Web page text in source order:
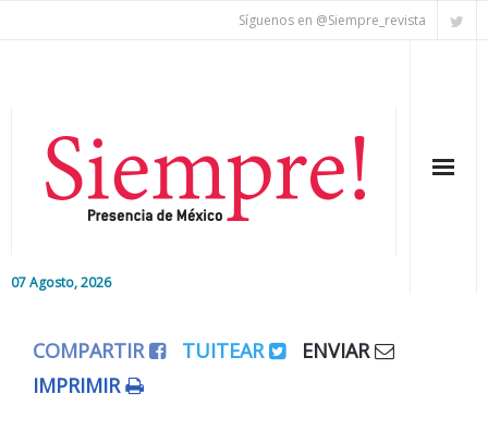
Síguenos en @Siempre_revista
07 Agosto, 2026
Editorial
COMPARTIR TUITEAR
ENVIAR
IMPRIMIR